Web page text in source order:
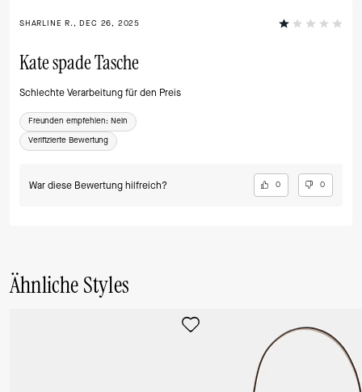
SHARLINE R., DEC 26, 2025
Kate spade Tasche
Schlechte Verarbeitung für den Preis
Freunden empfehlen: Nein
Verifizierte Bewertung
War diese Bewertung hilfreich? 0 0
Ähnliche Styles